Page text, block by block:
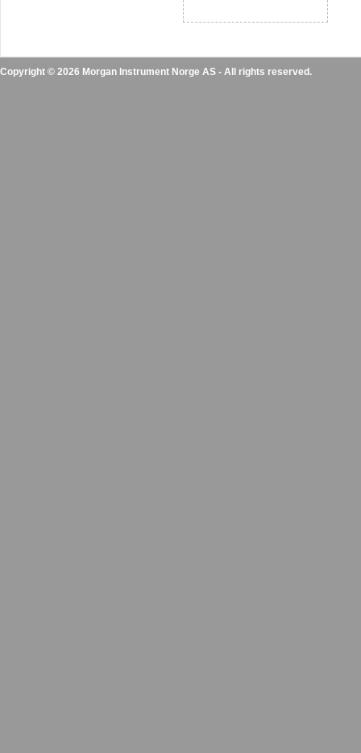
Copyright © 2026 Morgan Instrument Norge AS - All rights reserved.